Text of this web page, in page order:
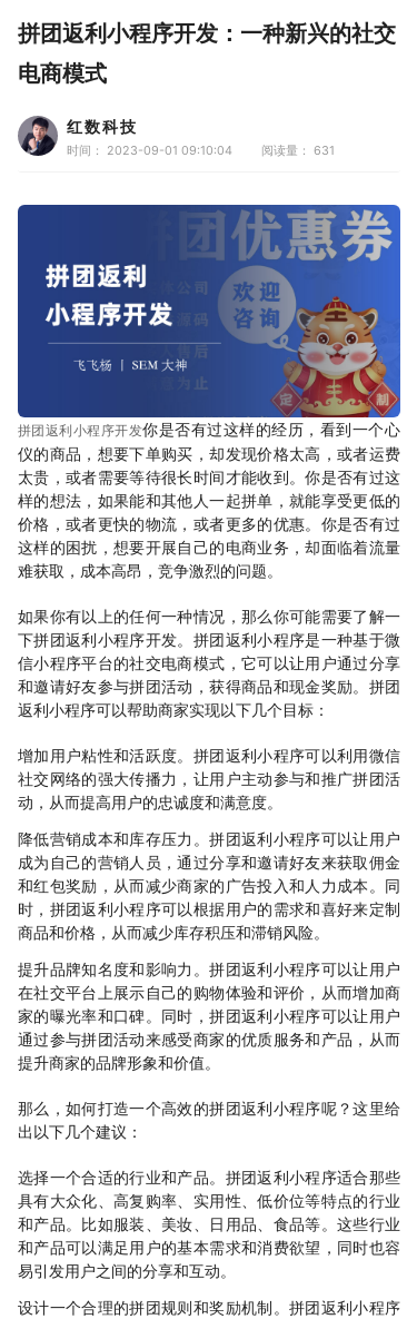
拼团返利小程序开发：一种新兴的社交
电商模式
红数科技
时间： 2023-09-01 09:10:04 阅读量： 631
拼团返利小程序开发你是否有过这样的经历，看到一个心
仪的商品，想要下单购买，却发现价格太高，或者运费
太贵，或者需要等待很长时间才能收到。你是否有过这
样的想法，如果能和其他人一起拼单，就能享受更低的
价格，或者更快的物流，或者更多的优惠。你是否有过
这样的困扰，想要开展自己的电商业务，却面临着流量
难获取，成本高昂，竞争激烈的问题。
如果你有以上的任何一种情况，那么你可能需要了解一
下拼团返利小程序开发。拼团返利小程序是一种基于微
信小程序平台的社交电商模式，它可以让用户通过分享
和邀请好友参与拼团活动，获得商品和现金奖励。拼团
返利小程序可以帮助商家实现以下几个目标：
增加用户粘性和活跃度。拼团返利小程序可以利用微信
社交网络的强大传播力，让用户主动参与和推广拼团活
动，从而提高用户的忠诚度和满意度。
降低营销成本和库存压力。拼团返利小程序可以让用户
成为自己的营销人员，通过分享和邀请好友来获取佣金
和红包奖励，从而减少商家的广告投入和人力成本。同
时，拼团返利小程序可以根据用户的需求和喜好来定制
商品和价格，从而减少库存积压和滞销风险。
提升品牌知名度和影响力。拼团返利小程序可以让用户
在社交平台上展示自己的购物体验和评价，从而增加商
家的曝光率和口碑。同时，拼团返利小程序可以让用户
通过参与拼团活动来感受商家的优质服务和产品，从而
提升商家的品牌形象和价值。
那么，如何打造一个高效的拼团返利小程序呢？这里给
出以下几个建议：
选择一个合适的行业和产品。拼团返利小程序适合那些
具有大众化、高复购率、实用性、低价位等特点的行业
和产品。比如服装、美妆、日用品、食品等。这些行业
和产品可以满足用户的基本需求和消费欲望，同时也容
易引发用户之间的分享和互动。
设计一个合理的拼团规则和奖励机制。拼团返利小程序